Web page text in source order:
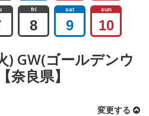
fri
8
sat
9
sun
10
) GW(ゴールデンウ
奈良県】
変更する